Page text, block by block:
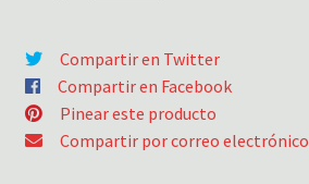
Compartir en Twitter
Compartir en Facebook
Pinear este producto
Compartir por correo electrónico